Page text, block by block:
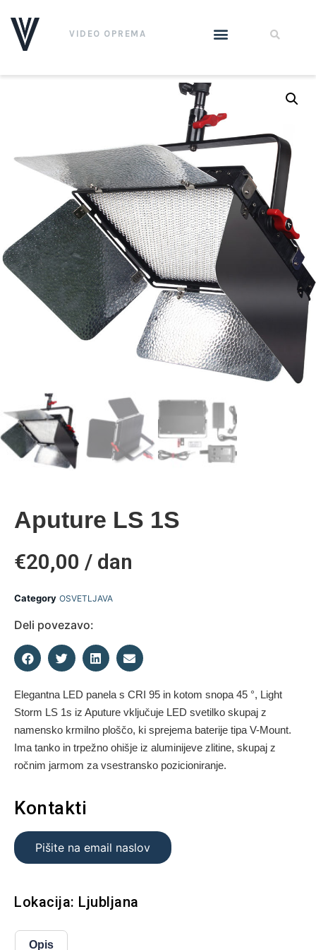
VIDEO OPREMA
Aputure LS 1S
€20,00 / dan
Category OSVETLJAVA
Deli povezavo:
Elegantna LED panela s CRI 95 in kotom snopa 45 °, Light
Storm LS 1s iz Aputure vključuje LED svetilko skupaj z
namensko krmilno ploščo, ki sprejema baterije tipa V-Mount.
Ima tanko in trpežno ohišje iz aluminijeve zlitine, skupaj z
ročnim jarmom za vsestransko pozicioniranje.
Kontakti
Pišite na email naslov
Lokacija: Ljubljana
Opis